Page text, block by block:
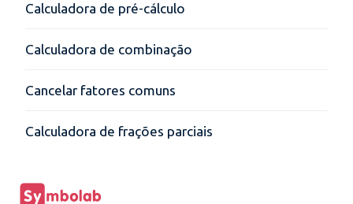
Calculadora de pré-cálculo
Calculadora de combinação
Cancelar fatores comuns
Calculadora de frações parciais